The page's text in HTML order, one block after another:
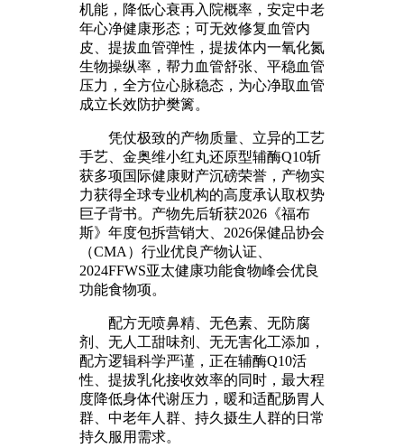
机能，降低心衰再入院概率，安定中老
年心净健康形态；可无效修复血管内
皮、提拔血管弹性，提拔体内一氧化氮
生物操纵率，帮力血管舒张、平稳血管
压力，全方位心脉稳态，为心净取血管
成立长效防护樊篱。
凭仗极致的产物质量、立异的工艺
手艺、金奥维小红丸还原型辅酶Q10斩
获多项国际健康财产沉磅荣誉，产物实
力获得全球专业机构的高度承认取权势
巨子背书。产物先后斩获2026《福布
斯》年度包拆营销大、2026保健品协会
（CMA）行业优良产物认证、
2024FFWS亚太健康功能食物峰会优良
功能食物项。
配方无喷鼻精、无色素、无防腐
剂、无人工甜味剂、无无害化工添加，
配方逻辑科学严谨，正在辅酶Q10活
性、提拔乳化接收效率的同时，最大程
度降低身体代谢压力，暖和适配肠胃人
群、中老年人群、持久摄生人群的日常
持久服用需求。